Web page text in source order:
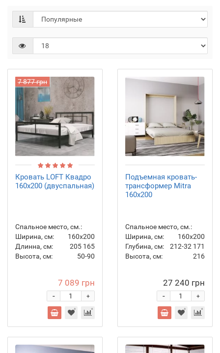
7 877 грн
Кровать LOFT Квадро
160х200 (двуспальная)
Спальное место, см.:
160х200
Ширина, см:
165
Длинна, см:
205
Высота, см:
50-90
7 089 грн
+
-
Подъемная кровать-
трансформер Mitra
160x200
Спальное место, см.:
160x200
Ширина, см:
171
Глубина, см:
212-32
Высота, см:
216
27 240 грн
+
-